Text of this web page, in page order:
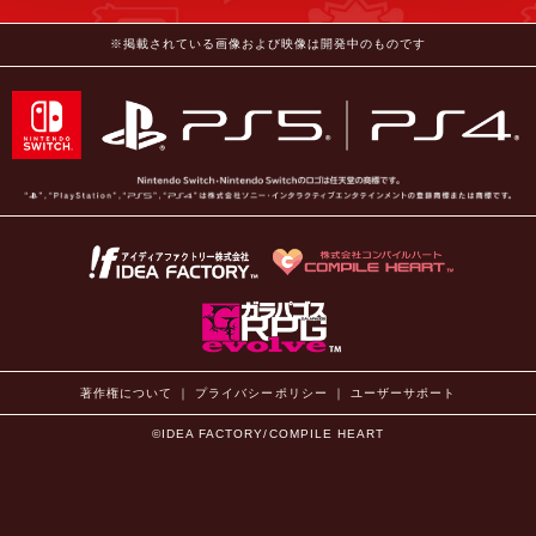
※掲載されている画像および映像は開発中のものです
著作権について ｜ プライバシーポリシー ｜ ユーザーサポート
©IDEA FACTORY/COMPILE HEART